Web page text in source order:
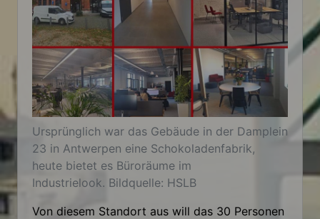
Ursprünglich war das Gebäude in der Damplein
23 in Antwerpen eine Schokoladenfabrik,
heute bietet es Büroräume im
Industrielook. Bildquelle: HSLB
Von diesem Standort aus will das 30 Personen